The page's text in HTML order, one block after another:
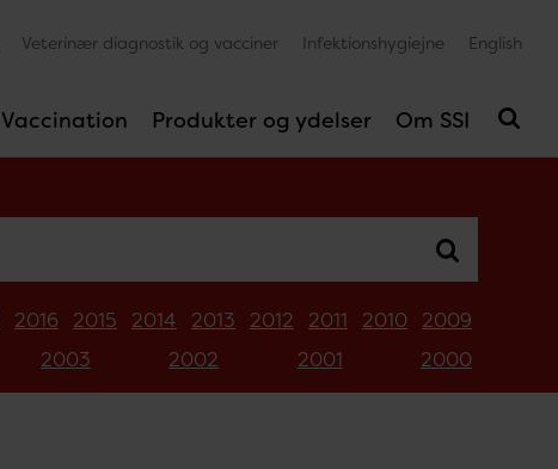
Vaccination Produkter og ydelser Om SSI
Veterinær diagnostik og vacciner Infektionshygiejne English
2016 2015 2014 2013 2012 2011 2010
2009
2003 2002 2001 2000